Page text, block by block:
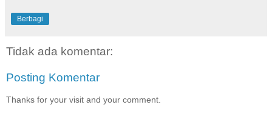
Berbagi
Tidak ada komentar:
Posting Komentar
Thanks for your visit and your comment.